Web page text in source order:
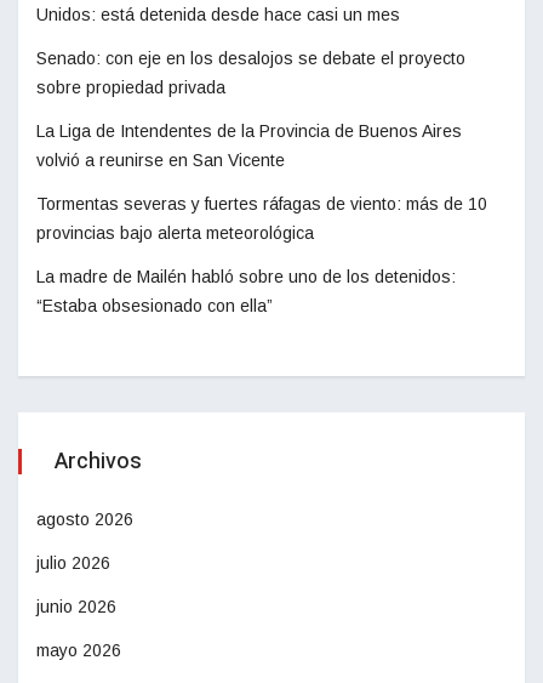
Unidos: está detenida desde hace casi un mes
Senado: con eje en los desalojos se debate el proyecto
sobre propiedad privada
La Liga de Intendentes de la Provincia de Buenos Aires
volvió a reunirse en San Vicente
Tormentas severas y fuertes ráfagas de viento: más de 10
provincias bajo alerta meteorológica
La madre de Mailén habló sobre uno de los detenidos:
“Estaba obsesionado con ella”
Archivos
agosto 2026
julio 2026
junio 2026
mayo 2026